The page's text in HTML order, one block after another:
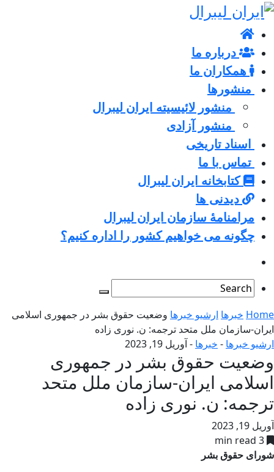
درباره ما
همکاران ما
منشورها
منشور لائیسیته ایران لیبرال
منشور آزادی
اسناد تاریخی
تماس با ما
کتابخانه ایران لیبرال
دیدنی ها
مرامنامۀ سازمان ایران لیبرال
چگونه می خواهیم کشور را اداره کنیم؟
Home خبرها ارشیو خبرها وضعیت حقوق بشر در جمهوری اسلامی
ایران-سازمان ملل متحد ترجمه: ن. نوری زاده
ارشیو خبرها - خبرها -آوریل 19, 2023
وضعیت حقوق بشر در جمهوری
اسلامی ایران-سازمان ملل متحد
ترجمه: ن. نوری زاده
آوریل 19, 2023
3 min read
شورای حقوق بشر